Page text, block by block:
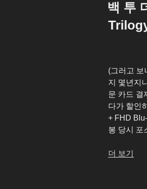
일
백 투
(그러고 보
지 몇년지
문 카드 결
다가 할인
+ FHD
봉 당시
더 보기